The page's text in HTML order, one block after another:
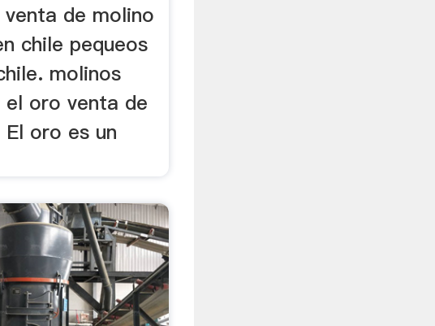
de molino
chile pequeos
molinos
oro venta de
oro es un